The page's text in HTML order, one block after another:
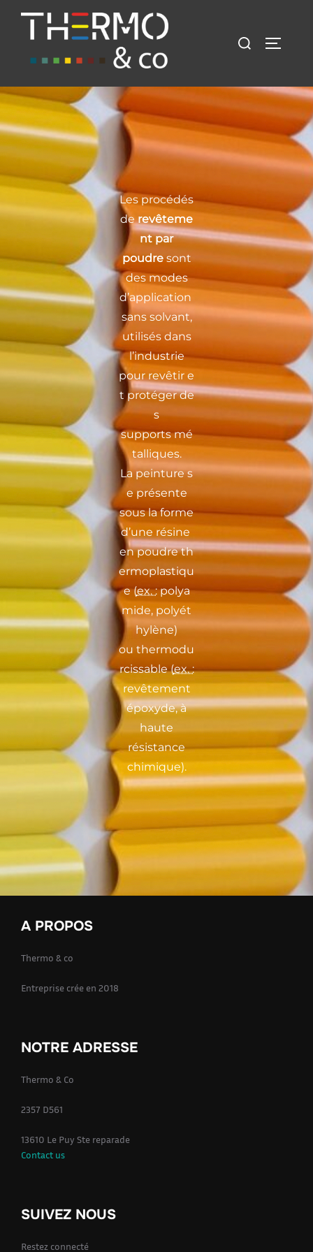
Les procédés
derevêteme
nt par
poudresont
desmodes
d’application
sans solvant,
utilisés dans
l’industrie
pourrevêtir e
tprotégerde
s
supportsmé
talliques.
Lapeintures
e présente
sous la forme
d’une résine
enpoudre th
ermoplastiqu
e(ex. : polya
mide,polyét
hylène)
ou thermodu
rcissable(ex. :
revêtement
époxyde, à
haute
résistance
chimique).
A PROPOS
Thermo & co
Entreprise crée en 2018
NOTRE ADRESSE
Thermo & Co
2357 D561
13610 Le Puy Ste reparade
Contact us
SUIVEZ NOUS
Restez connecté